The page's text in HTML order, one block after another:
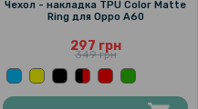
Чехол - накладка TPU Color Matte
Ring для Oppo A60
297 грн
349 грн